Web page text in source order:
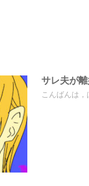
サレ夫が
こんばんは